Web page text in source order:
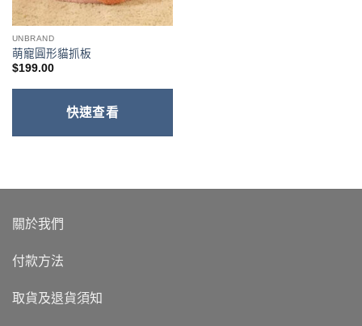
UNBRAND
萌寵圓形貓抓板
$199.00
快速查看
關於我們
付款方法
取貨及退貨須知